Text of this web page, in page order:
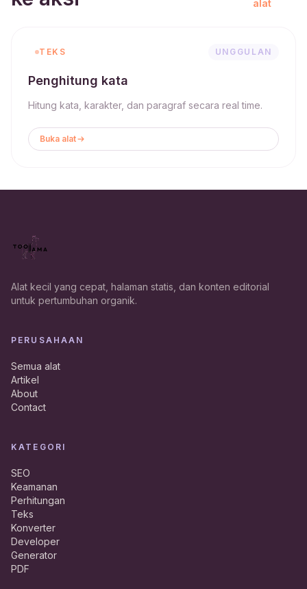
alat
TEKS UNGGULAN
Penghitung kata
Hitung kata, karakter, dan paragraf secara real time.
Buka alat
Alat kecil yang cepat, halaman statis, dan konten editorial
untuk pertumbuhan organik.
PERUSAHAAN
Semua alat
Artikel
About
Contact
KATEGORI
SEO
Keamanan
Perhitungan
Teks
Konverter
Developer
Generator
PDF